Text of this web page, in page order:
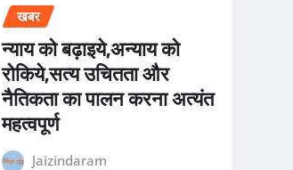
खबर
न्याय को बढ़ाइये,अन्याय को
रोकिये,सत्य उचितता और
नैतिकता का पालन करना अत्यंत
महत्वपूर्ण
Jaizindaram